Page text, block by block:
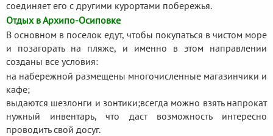
соединяет его с другими курортами побережья.
Отдых в Архипо-Осиповке
В основном в поселок едут, чтобы покупаться в чистом море
и позагорать на пляже, и именно в этом направлении
созданы все условия:
на набережной размещены многочисленные магазинчики и
кафе;
выдаются шезлонги и зонтики;всегда можно взять напрокат
нужный инвентарь, что даст возможность интересно
проводить свой досуг.